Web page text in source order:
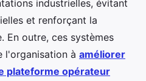
industrielles, évitant
et renforçant la
En outre, ces systèmes
l'organisation à améliorer
plateforme opérateur